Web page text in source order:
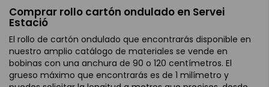
Comprar rollo cartón ondulado en Servei
Estació
El rollo de cartón ondulado que encontrarás disponible en
nuestro amplio catálogo de materiales se vende en
bobinas con una anchura de 90 o 120 centímetros. El
grueso máximo que encontrarás es de 1 milímetro y